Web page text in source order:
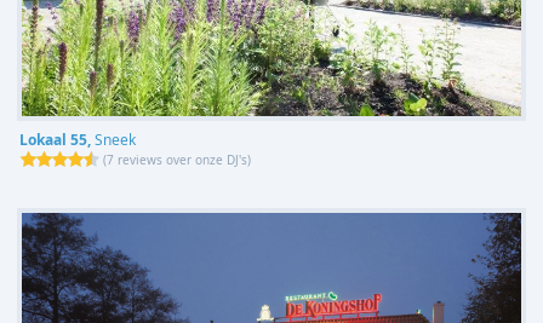
Lokaal 55,Sneek
(7 reviews over onze DJ's)